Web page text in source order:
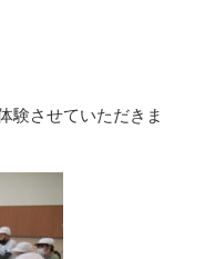
験させていただきま